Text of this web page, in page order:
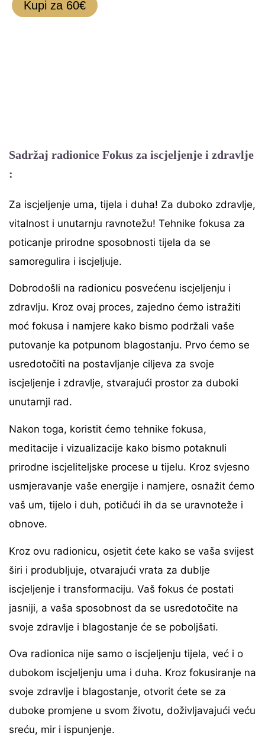
Kupi za 60€
Sadržaj radionice Fokus za iscjeljenje i zdravlje
:
Za iscjeljenje uma, tijela i duha! Za duboko zdravlje,
vitalnost i unutarnju ravnotežu! Tehnike fokusa za
poticanje prirodne sposobnosti tijela da se
samoregulira i iscjeljuje.
Dobrodošli na radionicu posvećenu iscjeljenju i
zdravlju. Kroz ovaj proces, zajedno ćemo istražiti
moć fokusa i namjere kako bismo podržali vaše
putovanje ka potpunom blagostanju. Prvo ćemo se
usredotočiti na postavljanje ciljeva za svoje
iscjeljenje i zdravlje, stvarajući prostor za duboki
unutarnji rad.
Nakon toga, koristit ćemo tehnike fokusa,
meditacije i vizualizacije kako bismo potaknuli
prirodne iscjeliteljske procese u tijelu. Kroz svjesno
usmjeravanje vaše energije i namjere, osnažit ćemo
vaš um, tijelo i duh, potičući ih da se uravnoteže i
obnove.
Kroz ovu radionicu, osjetit ćete kako se vaša svijest
širi i produbljuje, otvarajući vrata za dublje
iscjeljenje i transformaciju. Vaš fokus će postati
jasniji, a vaša sposobnost da se usredotočite na
svoje zdravlje i blagostanje će se poboljšati.
Ova radionica nije samo o iscjeljenju tijela, već i o
dubokom iscjeljenju uma i duha. Kroz fokusiranje na
svoje zdravlje i blagostanje, otvorit ćete se za
duboke promjene u svom životu, doživljavajući veću
sreću, mir i ispunjenje.